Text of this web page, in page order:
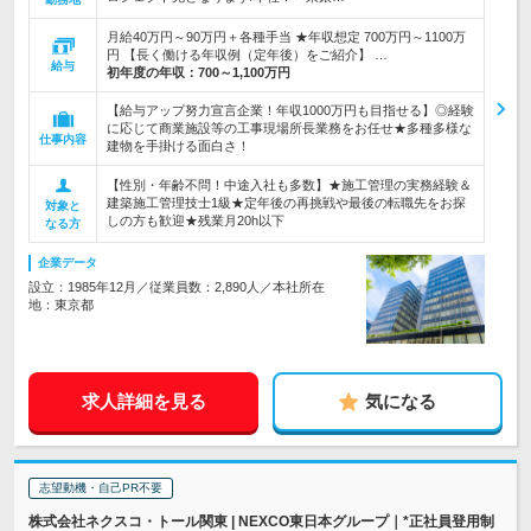
給与
月給40万円～90万円＋各種手当 ★年収想定 700万円～1100万
円 【長く働ける年収例（定年後）をご紹介】 …
初年度の年収： 700～1,100万円
仕事内容
【給与アップ努力宣言企業！年収1000万円も目指せる】◎経験
に応じて商業施設等の工事現場所長業務をお任せ★多種多様な
建物を手掛ける面白さ！
対象と
なる方
【性別・年齢不問！中途入社も多数】★施工管理の実務経験＆
建築施工管理技士1級★定年後の再挑戦や最後の転職先をお探
しの方も歓迎★残業月20h以下
企業データ
設立：1985年12月／従業員数：2,890人／本社所在
地：東京都
求人詳細を見る 気になる
志望動機・自己PR不要
株式会社ネクスコ・トール関東 | NEXCO東日本グループ｜*正社員登用制